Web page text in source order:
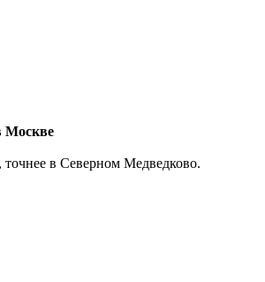
Москве
в Северном Медведково.